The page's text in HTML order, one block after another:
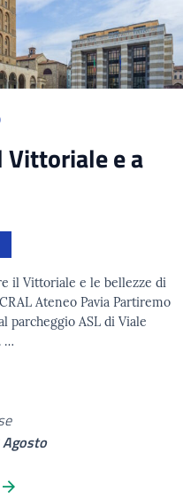
Vittoriale e a
il Vittoriale e le bellezze di
Ateneo Pavia Partiremo
parcheggio ASL di Viale
…